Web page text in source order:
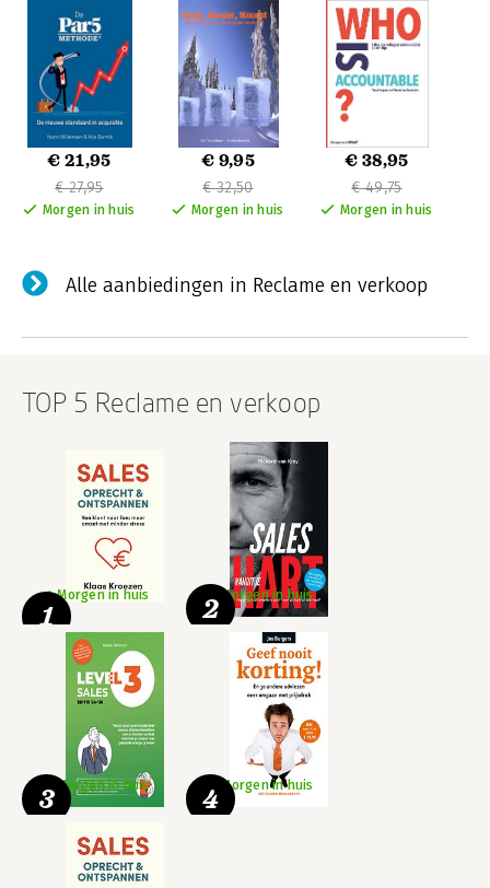
€ 21,95
€ 27,95
Morgen in huis
€ 9,95
€ 32,50
Morgen in huis
€ 38,95
€ 49,75
Morgen in huis
Alle aanbiedingen in Reclame en verkoop
TOP 5 Reclame en verkoop
Morgen in huis
1
Morgen in huis
2
Morgen in huis
3 Morgen in huis
4